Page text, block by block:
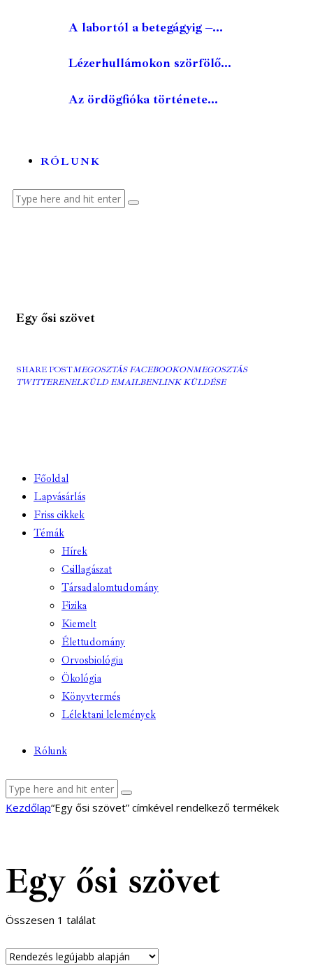
A labortól a betegágyig –...
Lézerhullámokon szörfölő...
Az ördögfióka története...
RÓLUNK
Egy ősi szövet
SHARE POSTMEGOSZTÁS FACEBOOKONMEGOSZTÁS
TWITTERENELKÜLD EMAILBENLINK KÜLDÉSE
Főoldal
Lapvásárlás
Friss cikkek
Témák
Hírek
Csillagászat
Társadalomtudomány
Fizika
Kiemelt
Élettudomány
Orvosbiológia
Ökológia
Könyvtermés
Lélektani lelemények
Rólunk
Kezdőlap“Egy ősi szövet” címkével rendelkező termékek
Egy ősi szövet
Összesen 1 találat